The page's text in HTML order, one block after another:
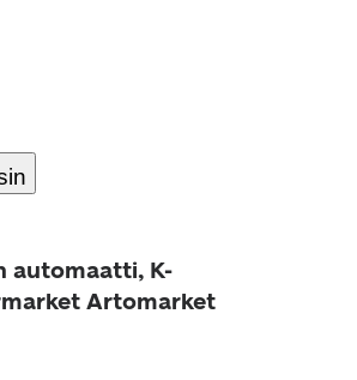
automaatti, K-
Artomarket